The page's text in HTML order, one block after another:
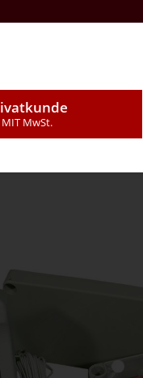
Kontakt Über Uns
MIT MwSt.